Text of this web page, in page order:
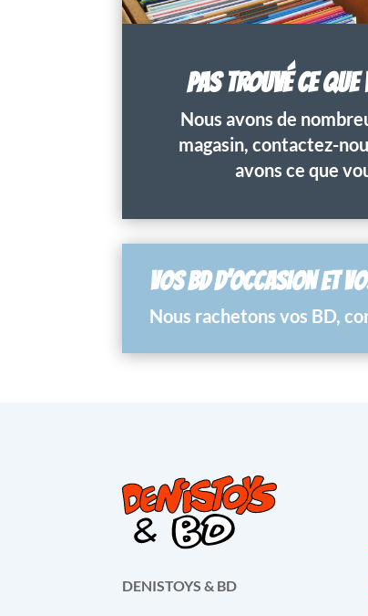
PAS TROUVÉ CE
Nous avons de
magasin, contactez-
avons ce que
VOS BD D’OCCASION ET
Nous rachetons vos BD,
DENISTOYS & BD